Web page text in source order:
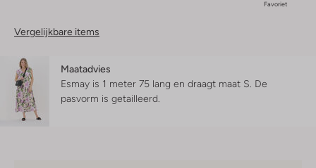
Favoriet
Vergelijkbare items
Maatadvies
Esmay is 1 meter 75 lang en draagt maat S. De
pasvorm is getailleerd